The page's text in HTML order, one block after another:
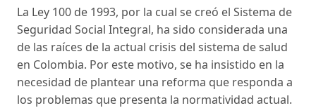
La Ley 100 de 1993, por la cual se creó el Sistema de
Seguridad Social Integral, ha sido considerada una
de las raíces de la actual crisis del sistema de salud
en Colombia. Por este motivo, se ha insistido en la
necesidad de plantear una reforma que responda a
los problemas que presenta la normatividad actual.